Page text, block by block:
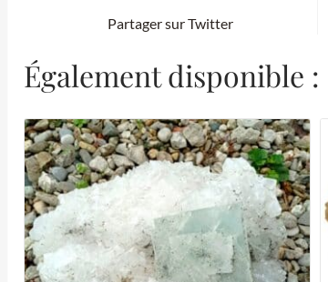
Partager sur Twitter
Également disponible :